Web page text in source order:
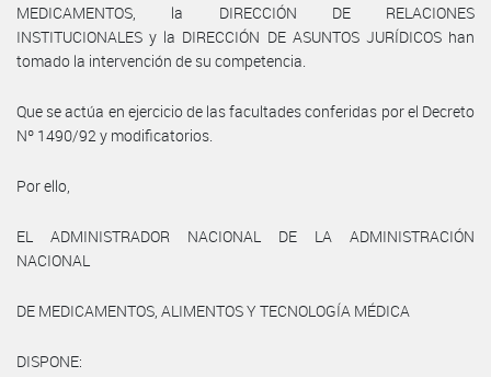
MEDICAMENTOS, la DIRECCIÓN DE RELACIONES
INSTITUCIONALES y la DIRECCIÓN DE ASUNTOS JURÍDICOS han
tomado la intervención de su competencia.
Que se actúa en ejercicio de las facultades conferidas por el Decreto
Nº 1490/92 y modificatorios.
Por ello,
EL ADMINISTRADOR NACIONAL DE LA ADMINISTRACIÓN
NACIONAL
DE MEDICAMENTOS, ALIMENTOS Y TECNOLOGÍA MÉDICA
DISPONE: